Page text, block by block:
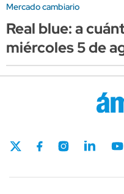
Mercado cambiario
Real blue: a
miércoles 5 de